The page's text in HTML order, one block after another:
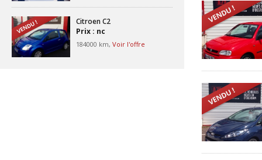
Citroen C2
Prix : nc
184000 km, Voir l'offre